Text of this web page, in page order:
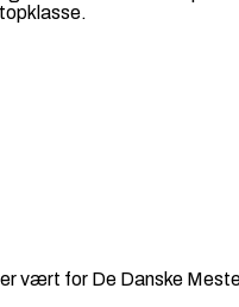
vært for De Danske